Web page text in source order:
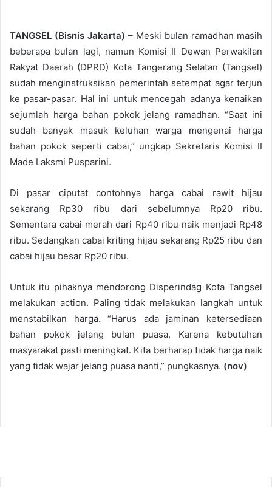
TANGSEL (Bisnis Jakarta) – Meski bulan ramadhan masih
beberapa bulan lagi, namun Komisi II Dewan Perwakilan
Rakyat Daerah (DPRD) Kota Tangerang Selatan (Tangsel)
sudah menginstruksikan pemerintah setempat agar terjun
ke pasar-pasar. Hal ini untuk mencegah adanya kenaikan
sejumlah harga bahan pokok jelang ramadhan. “Saat ini
sudah banyak masuk keluhan warga mengenai harga
bahan pokok seperti cabai,” ungkap Sekretaris Komisi II
Made Laksmi Pusparini.
Di pasar ciputat contohnya harga cabai rawit hijau
sekarang Rp30 ribu dari sebelumnya Rp20 ribu.
Sementara cabai merah dari Rp40 ribu naik menjadi Rp48
ribu. Sedangkan cabai kriting hijau sekarang Rp25 ribu dan
cabai hijau besar Rp20 ribu.
Untuk itu pihaknya mendorong Disperindag Kota Tangsel
melakukan action. Paling tidak melakukan langkah untuk
menstabilkan harga. “Harus ada jaminan ketersediaan
bahan pokok jelang bulan puasa. Karena kebutuhan
masyarakat pasti meningkat. Kita berharap tidak harga naik
yang tidak wajar jelang puasa nanti,” pungkasnya. (nov)